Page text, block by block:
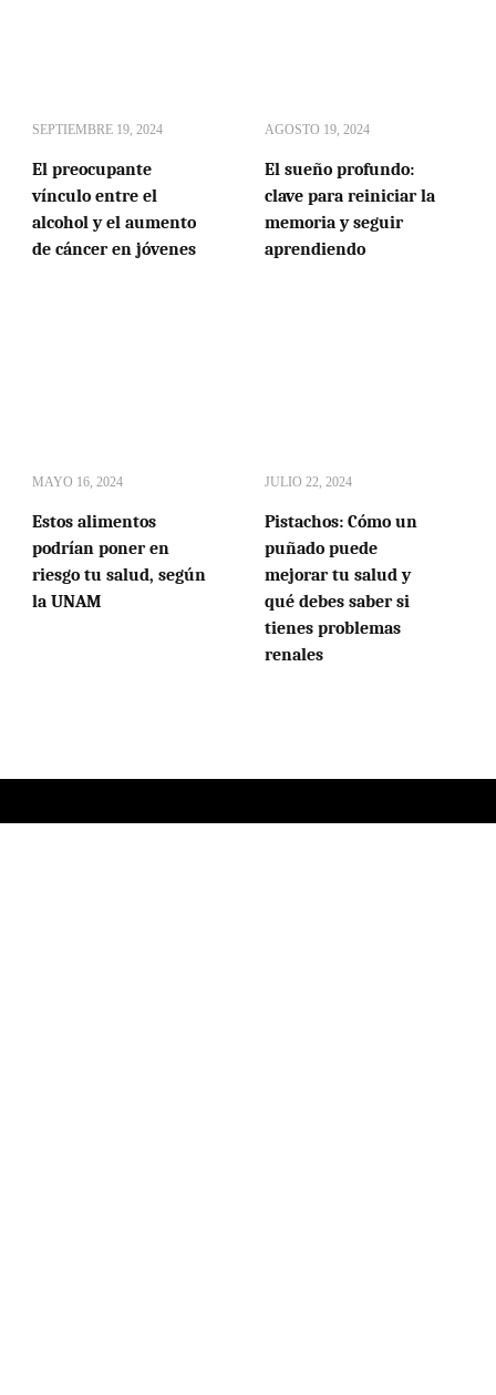
SEPTIEMBRE 19, 2024
El preocupante
vínculo entre el
alcohol y el aumento
de cáncer en jóvenes
AGOSTO 19, 2024
El sueño profundo:
clave para reiniciar la
memoria y seguir
aprendiendo
MAYO 16, 2024
Estos alimentos
podrían poner en
riesgo tu salud, según
la UNAM
JULIO 22, 2024
Pistachos: Cómo un
puñado puede
mejorar tu salud y
qué debes saber si
tienes problemas
renales